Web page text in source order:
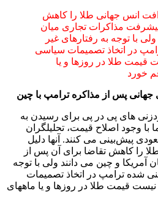
افت انس جهانی طلا را کاهش
مذاکرات تجاری میان
با توجه به رفتارهای غیر
در اتخاذ تصمیمات سیاسی
قیمت طلا در روزها و یا
خورد
جهانی پس از مذاکره ترامپ با چین
های پی در پی برای رسیدن به
اما با وجود اصلاح قیمت، تحلیلگران
پیش‌بینی می کنند. آنها دلیل
را کاهش تقاضا برای آن پس از
و چین می دانند ولی با توجه
شده ترامپ در اتخاذ تصمیمات
قیمت طلا در روزها و یا ماههای